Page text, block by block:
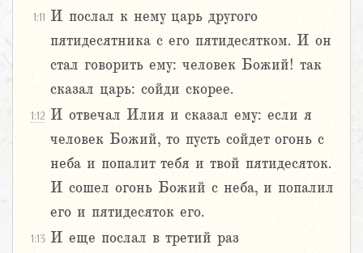
1:11 И послал к нему царь другого
пятидесятника с его пятидесятком. И он
стал говорить ему: человек Божий! так
сказал царь: сойди скорее.
1:12 И отвечал Илия и сказал ему: если я
человек Божий, то пусть сойдет огонь с
неба и попалит тебя и твой пятидесяток.
И сошел огонь Божий с неба, и попалил
его и пятидесяток его.
1:13 И еще послал в третий раз